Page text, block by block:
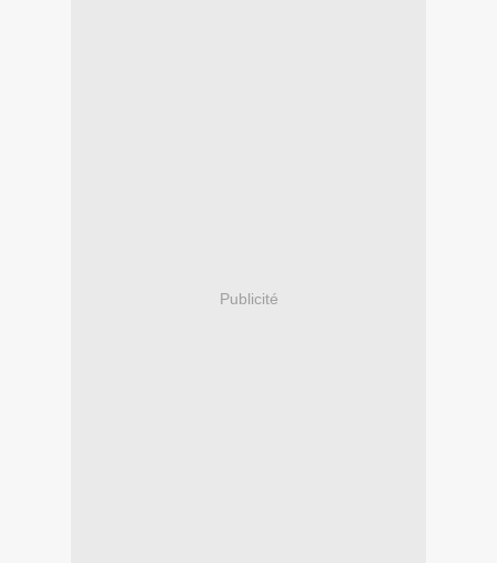
Publicité